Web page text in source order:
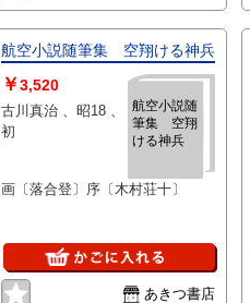
航空小説随筆集 空翔ける神兵
航空小説随
筆集 空翔
ける神兵
￥3,520
古川真治 、昭18 、
初
画〔落合登〕序〔木村荘十〕
あきつ書店